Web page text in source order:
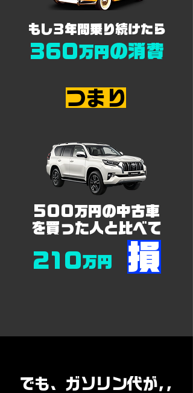
​もし3年間乗り続けたら
360万円 の消費
​つまり
​500万円 の中古車
を買った人と比べて
210万円​ ​損
​でも、ガソリン代が,,